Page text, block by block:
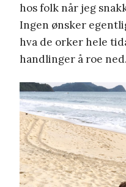
hos folk når jeg
Ingen ønsker
hva de orker hele
handlinger å roe ned.